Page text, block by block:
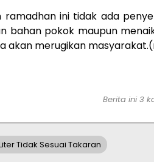
ini tidak ada
bahan pokok maupun
akan merugikan
Berita ini 3
Tidak Sesuai Takaran